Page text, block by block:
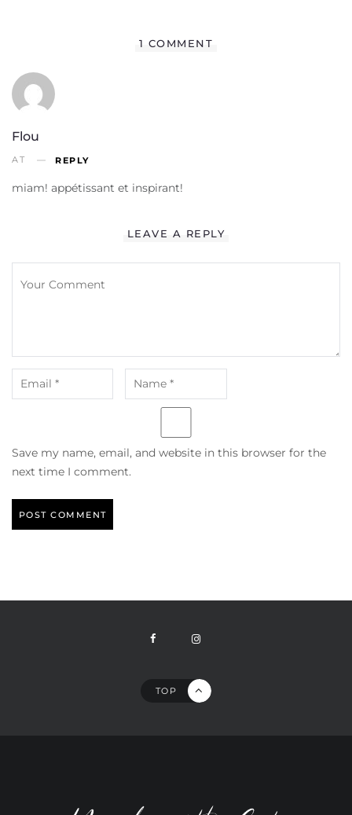
1 COMMENT
Flou
AT REPLY
miam! appétissant et inspirant!
LEAVE A REPLY
Save my name, email, and website in this browser for the
next time I comment.
TOP